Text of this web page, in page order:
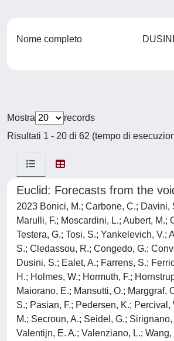
Nome completo
Mostra
records
Risultati 1 - 20 di 62 (tempo di
Euclid: Forecasts from the
2023 Bonici, M.; Carbone, C.; Davini,
Marulli, F.; Moscardini, L.; Aubert,
Testera, G.; Tosi, S.; Yankelevich,
S.; Cledassou, R.; Congedo, G.;
Dusini, S.; Ealet, A.; Farrens, S.;
H.; Holmes, W.; Hormuth, F.;
Maiorano, E.; Mansutti, O.; Marggraf,
S.; Pasian, F.; Pedersen, K.;
M.; Secroun, A.; Seidel, G.;
Valentijn, E. A.; Valenziano, L.;